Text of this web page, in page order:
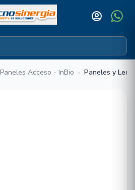
Paneles Acceso - InBio › Paneles y